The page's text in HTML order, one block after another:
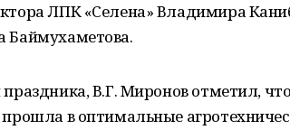
ЛПК «Селена» Владимира
Баймухаметова.
В.Г. Миронов отметил,
прошла в оптимальные